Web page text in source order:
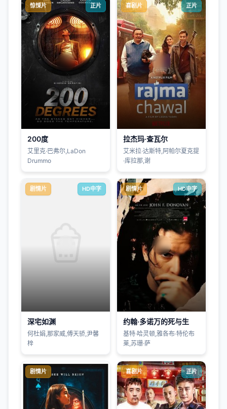
惊悚片 正片
200度
艾里克·巴弗尔,LaDon
Drummo
喜剧片 正片
拉杰玛·查瓦尔
艾米拉·达斯特,阿帕尔夏克提
·库拉那,谢
剧情片 HD中字
深宅如渊
何杜娟,那家威,傅天骄,尹馨
梓
剧情片 HD中字
约翰·多诺万的死与生
基特·哈灵顿,雅各布·特伦布
莱,苏珊·萨
剧情片 喜剧片 正片